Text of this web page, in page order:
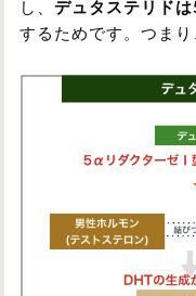
し、 デュタステリド
するためです。つまり